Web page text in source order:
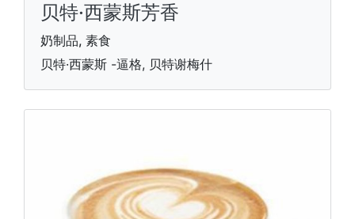
贝特·西蒙斯芳香
奶制品, 素食
贝特·西蒙斯 -逼格, 贝特谢梅什